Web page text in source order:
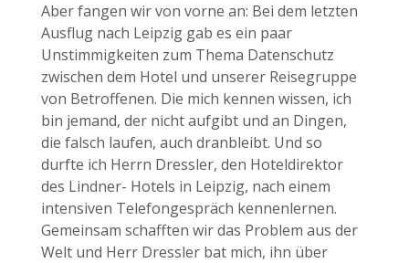
Aber fangen wir von vorne an: Bei dem letzten
Ausflug nach Leipzig gab es ein paar
Unstimmigkeiten zum Thema Datenschutz
zwischen dem Hotel und unserer Reisegruppe
von Betroffenen. Die mich kennen wissen, ich
bin jemand, der nicht aufgibt und an Dingen,
die falsch laufen, auch dranbleibt. Und so
durfte ich Herrn Dressler, den Hoteldirektor
des Lindner- Hotels in Leipzig, nach einem
intensiven Telefongespräch kennenlernen.
Gemeinsam schafften wir das Problem aus der
Welt und Herr Dressler bat mich, ihn über